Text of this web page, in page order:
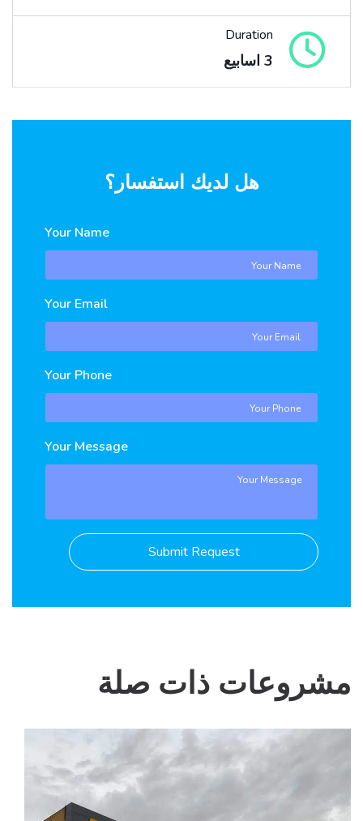
Duration
3 اسابيع
هل لديك استفسار؟
Your Name
Your Email
Your Phone
Your Message
Submit Request
مشروعات ذات صلة